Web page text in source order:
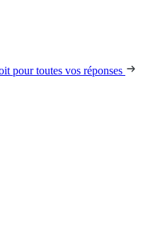
pour toutes vos réponses